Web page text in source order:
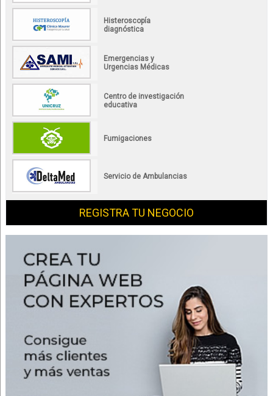
Histeroscopía
diagnóstica
Emergencias y
Urgencias Médicas
Centro de investigación
educativa
Fumigaciones
Servicio de Ambulancias
REGISTRA TU NEGOCIO